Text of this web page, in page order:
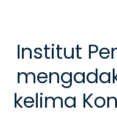
Institut
kelima